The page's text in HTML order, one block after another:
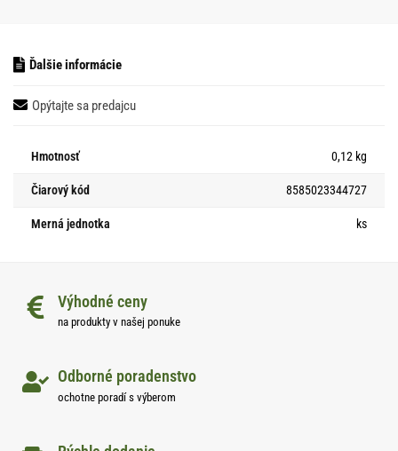
Ďalšie informácie
Opýtajte sa predajcu
Hmotnosť 0,12 kg
Čiarový kód 8585023344727
Merná jednotka ks
Výhodné ceny
na produkty v našej ponuke
Odborné poradenstvo
ochotne poradí s výberom